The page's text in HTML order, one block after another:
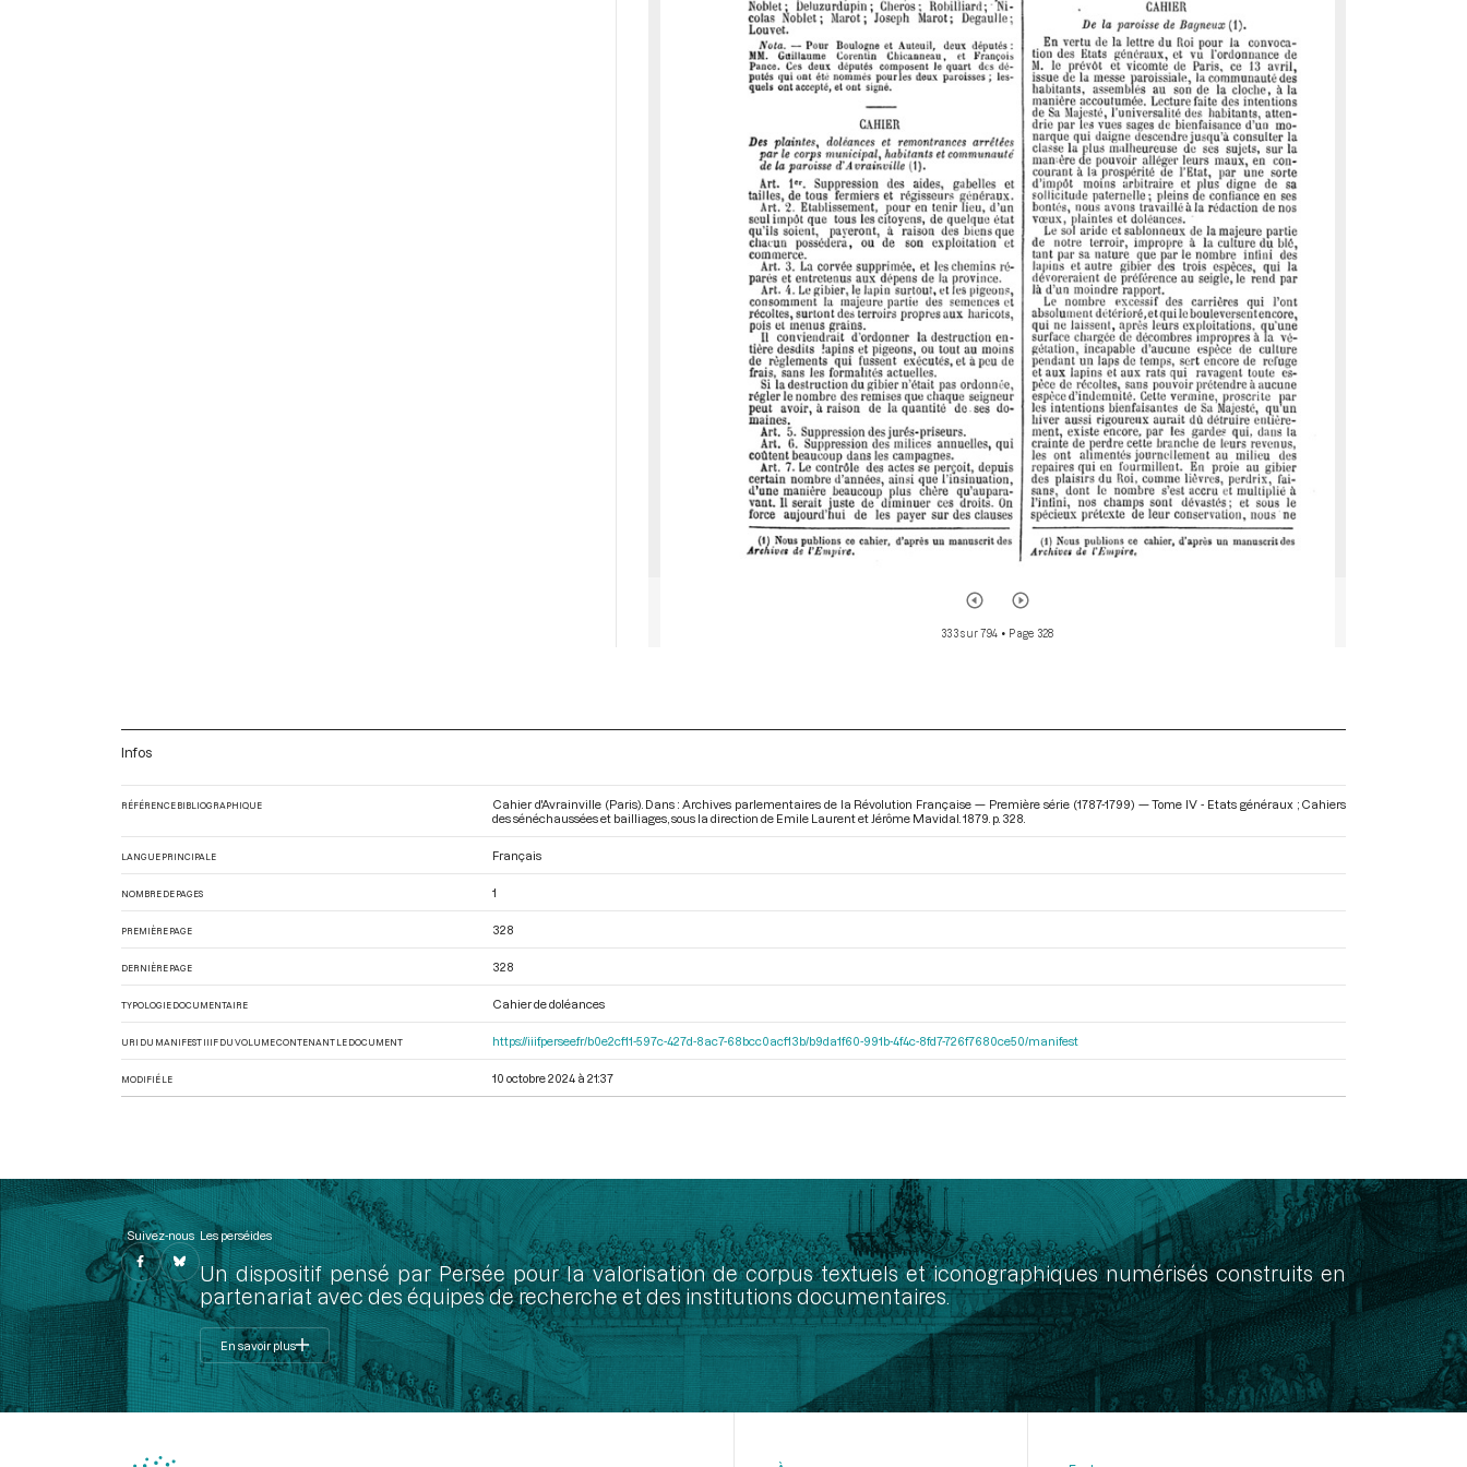
333 sur 794 • Page 328
Infos
RÉFÉRENCE BIBLIOGRAPHIQUE
Cahier d'Avrainville (Paris). Dans : Archives parlementaires de la Révolution Française — Première série (1787-1799) — Tome IV - Etats généraux ; Cahiers
des sénéchaussées et bailliages, sous la direction de Emile Laurent et Jérôme Mavidal. 1879. p. 328.
LANGUE PRINCIPALE Français
NOMBRE DE PAGES 1
PREMIÈRE PAGE 328
DERNIÈRE PAGE 328
TYPOLOGIE DOCUMENTAIRE Cahier de doléances
URI DU MANIFEST IIIF DU VOLUME CONTENANT LE DOCUMENT https://iiif.persee.fr/b0e2cf11-597c-427d-8ac7-68bcc0acf13b/b9da1f60-991b-4f4c-8fd7-726f7680ce50/manifest
MODIFIÉ LE 10 octobre 2024 à 21:37
Suivez-nous Les perséides
Un dispositif pensé par Persée pour la valorisation de corpus textuels et iconographiques numérisés construits en
partenariat avec des équipes de recherche et des institutions documentaires.
En savoir plus